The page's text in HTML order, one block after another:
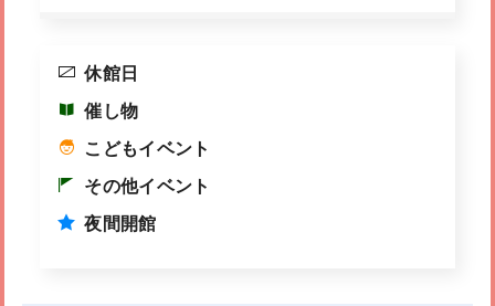
休館日
催し物
こどもイベント
その他イベント
夜間開館